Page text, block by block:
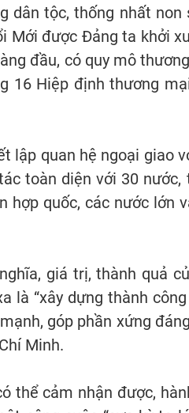
dân tộc, thống nhất non
Mới được Đảng ta khởi
đầu, có quy mô
16 Hiệp định thương
lập quan hệ ngoại giao
toàn diện với 30 nước,
hợp quốc, các nước lớn
giá trị, thành quả
là “xây dựng thành
góp phần xứng
Minh.
thể cảm nhận được,